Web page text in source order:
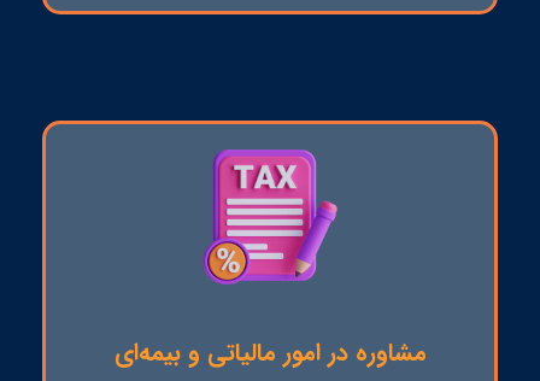
مشاوره در امور مالیاتی و بیمه‌ای